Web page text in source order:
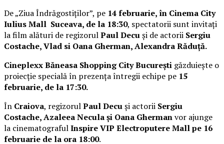
De „Ziua Îndrăgostiților”, pe 14 februarie, în Cinema City
Iulius Mall Suceava, de la 18:30, spectatorii sunt invitați
la film alături de regizorulPaul Decuși de actorii Sergiu
Costache, Vlad si Oana Gherman, Alexandra Răduță.
Cineplexx Băneasa Shopping City București găzduiește o
proiecție specială în prezența întregii echipe pe 15
februarie, de la 17:30.
În Craiova, regizorulPaul Decuși actorii Sergiu
Costache, Azaleea Necula și Oana Ghermanvor ajunge
la cinematografulInspire VIP Electroputere Mall pe 16
februarie de la ora 18:00.